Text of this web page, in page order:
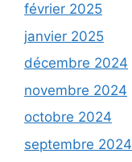
février 2025
janvier 2025
décembre 2024
novembre 2024
octobre 2024
septembre 2024